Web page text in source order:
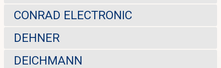
CONRAD ELECTRONIC
DEHNER
DEICHMANN